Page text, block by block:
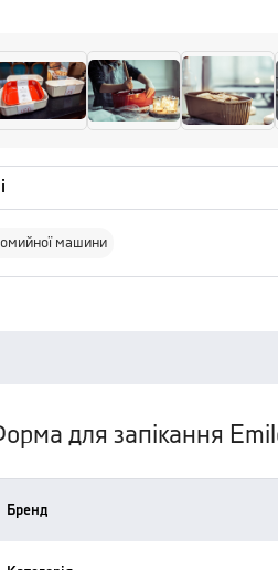
машини
для запікання
Бренд